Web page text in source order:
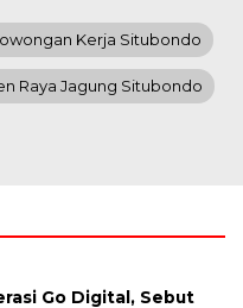
Kerja Situbondo
Raya Jagung Situbondo
Go Digital, Sebut